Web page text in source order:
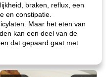
braken, reflux, een
en constipatie.
Maar het eten van
kan een deel van de
dat gepaard gaat met